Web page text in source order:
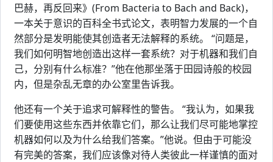
巴赫，再反回来》(From Bacteria to Bach and Back)，
一本关于意识的百科全书式论文，表明智力发展的一个自
然部分是发明能使其创造者无法解释的系统。 “问题是，
我们如何明智地创造出这样一套系统？对于机器和我们自
己，分别有什么标准？”他在他那坐落于田园诗般的校园
内，但是杂乱无章的办公室里告诉我。
他还有一个关于追求可解释性的警告。 “我认为，如果我
们要使用这些东西并依靠它们，那么让我们尽可能地掌控
机器如何以及为什么给我们答案。”他说。但由于可能没
有完美的答案，我们应该像对待人类彼此一样谨慎的面对